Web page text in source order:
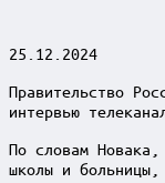
25.12.2024
Правительство
интервью
По словам Новака,
школы и больницы,